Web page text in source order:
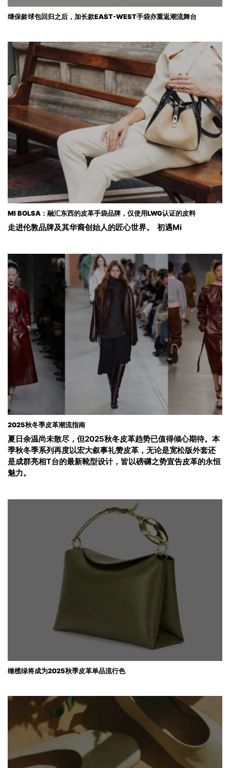
继保龄球包回归之后，加长款EAST-WEST手袋亦重返潮流舞台
MI BOLSA：融汇东西的皮革手袋品牌，仅使用LWG认证的皮料
走进伦敦品牌及其华裔创始人的匠心世界。 初遇Mi
2025秋冬季皮革潮流指南
夏日余温尚未散尽，但2025秋冬皮革趋势已值得倾心期待。本
季秋冬季系列再度以宏大叙事礼赞皮革，无论是宽松版外套还
是成群亮相T台的最新靴型设计，皆以磅礴之势宣告皮革的永恒
魅力。
橄榄绿将成为2025秋季皮革单品流行色